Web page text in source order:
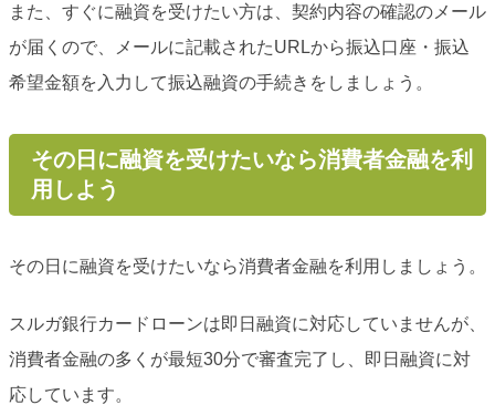
また、すぐに融資を受けたい方は、契約内容の確認のメール
が届くので、メールに記載されたURLから振込口座・振込
希望金額を入力して振込融資の手続きをしましょう。
その日に融資を受けたいなら消費者金融を利
用しよう
その日に融資を受けたいなら消費者金融を利用しましょう。
スルガ銀行カードローンは即日融資に対応していませんが、
消費者金融の多くが最短30分で審査完了し、即日融資に対
応しています。